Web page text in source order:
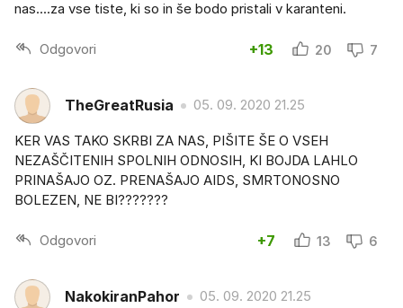
nas....za vse tiste, ki so in še bodo pristali v karanteni.
Odgovori +13 20 7
TheGreatRusia 05. 09. 2020 21.25
KER VAS TAKO SKRBI ZA NAS, PIŠITE ŠE O VSEH
NEZAŠČITENIH SPOLNIH ODNOSIH, KI BOJDA LAHLO
PRINAŠAJO OZ. PRENAŠAJO AIDS, SMRTONOSNO
BOLEZEN, NE BI???????
Odgovori +7 13 6
NakokiranPahor 05. 09. 2020 21.25